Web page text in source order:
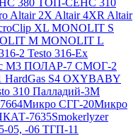
380 ТОП-СЕНС 310
Altair 2X Altair 4XR Altair
XL MONOLIT S
M MONOLIT L
2 Testo 316-Ex
М3 ПОЛАР-7 СМОГ-2
HardGas S4 OXYBABY
310 Палладий-3М
СГГ-20Микро
7635Smokerlyzer
05, -06 ТГП-11